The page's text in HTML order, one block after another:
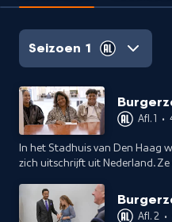
Seizoen 1
Afl. 1 •
In het Stadhuis van Den Haag
zich uitschrijft uit Nederland.
Afl. 2 •